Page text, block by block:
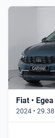
Fiat • Egea
2024 •